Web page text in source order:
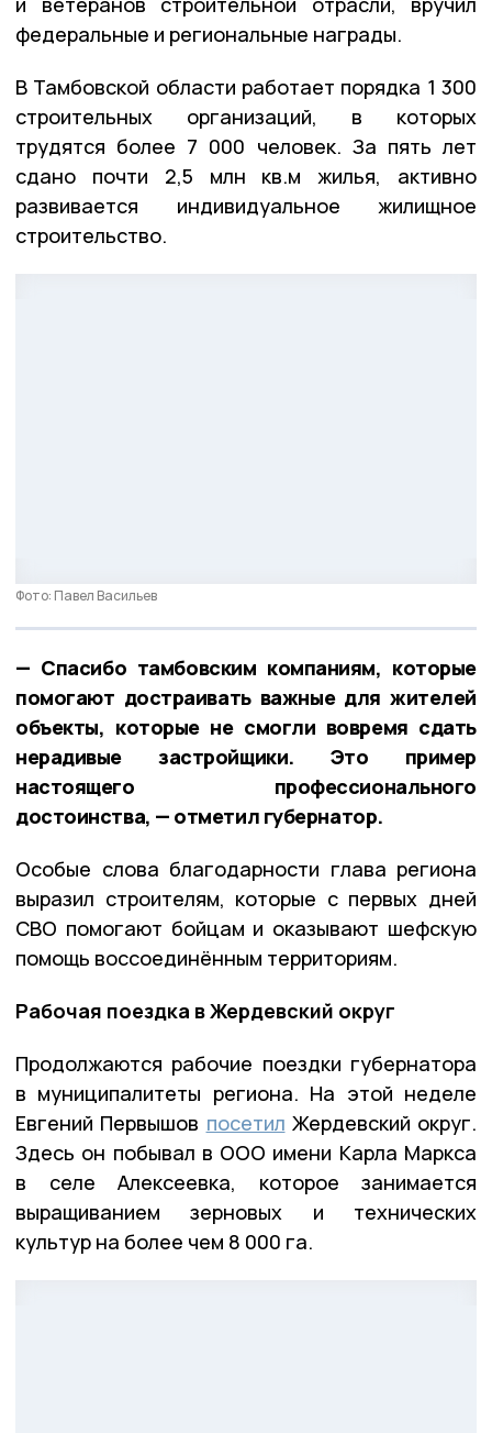
федеральные и региональные награды.
В Тамбовской области работает порядка 1 300
строительных организаций, в которых
трудятся более 7 000 человек. За пять лет
сдано почти 2,5 млн кв.м жилья, активно
развивается индивидуальное жилищное
строительство.
Фото: Павел Васильев
— Спасибо тамбовским компаниям, которые
помогают достраивать важные для жителей
объекты, которые не смогли вовремя сдать
нерадивые застройщики. Это пример
настоящего профессионального
достоинства, — отметил губернатор.
Особые слова благодарности глава региона
выразил строителям, которые с первых дней
СВО помогают бойцам и оказывают шефскую
помощь воссоединённым территориям.
Рабочая поездка в Жердевский округ
Продолжаются рабочие поездки губернатора
в муниципалитеты региона. На этой неделе
Евгений Первышов посетил Жердевский округ.
Здесь он побывал в ООО имени Карла Маркса
в селе Алексеевка, которое занимается
выращиванием зерновых и технических
культур на более чем 8 000 га.